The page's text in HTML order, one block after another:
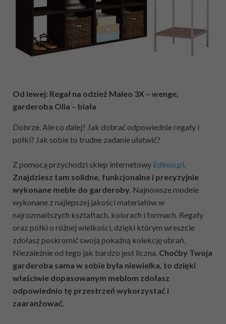
Od lewej: Regał na odzież Maleo 3X – wenge,
garderoba Olia – biała
Dobrze. Ale co dalej? Jak dobrać odpowiednie regały i
półki? Jak sobie to trudne zadanie ułatwić?
Z pomocą przychodzi sklep internetowy Edinos.pl
Znajdziesz tam solidne, funkcjonalne i precyzyjnie
wykonane meble do garderoby. Najnowsze modele
wykonane z najlepszej jakości materiałów w
najrozmaitszych kształtach, kolorach i formach. Regały
oraz półki o różnej wielkości, dzięki którym wreszcie
zdołasz poskromić swoją pokaźną kolekcję ubrań.
Niezależnie od tego jak bardzo jest liczna. Choćby Twoja
garderoba sama w sobie była niewielka, to dzięki
właściwie dopasowanym meblom zdołasz
odpowiednio tę przestrzeń wykorzystać i
zaaranżować.